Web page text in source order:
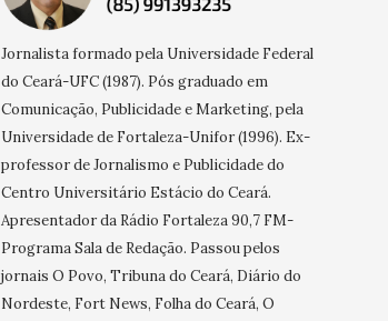
Jornalista formado pela Universidade Federal
do Ceará-UFC (1987). Pós graduado em
Comunicação, Publicidade e Marketing, pela
Universidade de Fortaleza-Unifor (1996). Ex-
professor de Jornalismo e Publicidade do
Centro Universitário Estácio do Ceará.
Apresentador da Rádio Fortaleza 90,7 FM-
Programa Sala de Redação. Passou pelos
jornais O Povo, Tribuna do Ceará, Diário do
Nordeste, Fort News, Folha do Ceará, O